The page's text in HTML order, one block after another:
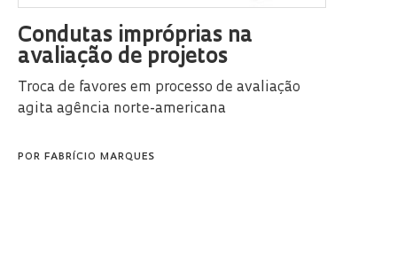
Condutas impróprias na
avaliação de projetos
Troca de favores em processo de avaliação
agita agência norte-americana
POR FABRÍCIO MARQUES